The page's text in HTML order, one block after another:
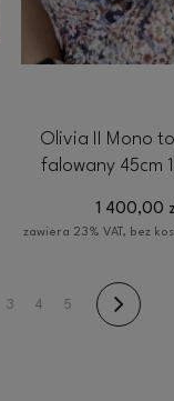
Olivia II Mono
falowany 45cm
blond z
1 400,00
zawiera 23% VAT, bez
3 4 5